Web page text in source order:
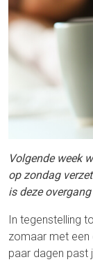
Volgende week
op zondag
is deze
In tegenstelling
zomaar met een
paar dagen past